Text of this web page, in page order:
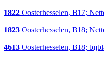
1822 Oosterhesselen, B17;
1823 Oosterhesselen, B18;
4613 Oosterhesselen, B18;